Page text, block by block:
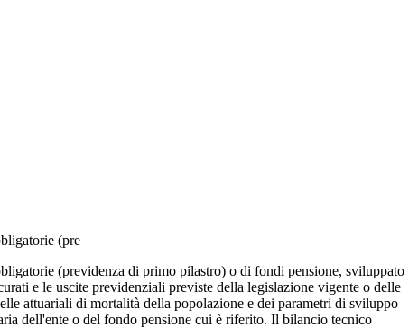
(pre
(previdenza di primo pilastro) o di fondi pensione, sviluppato
e le uscite previdenziali previste della legislazione vigente o delle
attuariali di mortalità della popolazione e dei parametri di sviluppo
dell'ente o del fondo pensione cui è riferito. Il bilancio tecnico